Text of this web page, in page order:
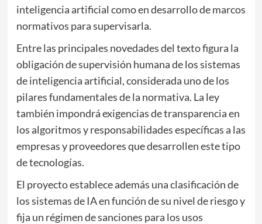
inteligencia artificial como en desarrollo de marcos
normativos para supervisarla.
Entre las principales novedades del texto figura la
obligación de supervisión humana de los sistemas
de inteligencia artificial, considerada uno de los
pilares fundamentales de la normativa. La ley
también impondrá exigencias de transparencia en
los algoritmos y responsabilidades específicas a las
empresas y proveedores que desarrollen este tipo
de tecnologías.
El proyecto establece además una clasificación de
los sistemas de IA en función de su nivel de riesgo y
fija un régimen de sanciones para los usos